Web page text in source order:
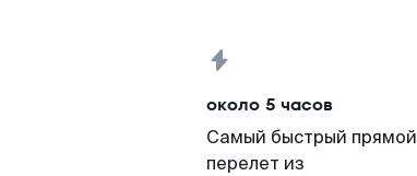
около 5 часов
Самый быстрый прямой
перелет из